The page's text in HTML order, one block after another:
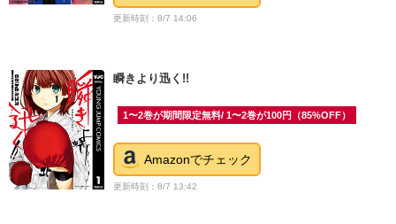
更新時刻：8/7 14:06
瞬きより迅く!!
1〜2巻が期間限定無料/ 1〜2巻が100円（85%OFF）
Amazonでチェック
更新時刻：8/7 13:42